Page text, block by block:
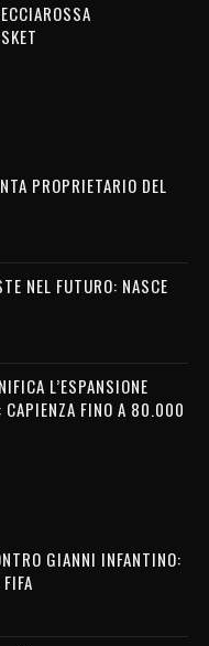
PROPRIETARIO DEL
NEL FUTURO: NASCE
L’ESPANSIONE
CAPIENZA FINO A 80.000
GIANNI INFANTINO: